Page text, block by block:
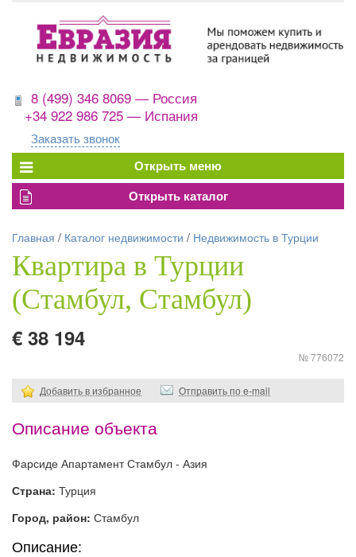
8 (499) 346 8069 — Россия
+34 922 986 725 — Испания
Заказать звонок
Главная / Каталог недвижимости / Недвижимость в Турции
Квартира в Турции
(Стамбул, Стамбул)
€ 38 194
№ 776072
Добавить в избранное Отправить по e-mail
Описание объекта
Фарсиде Апартамент Стамбул - Азия
Страна: Турция
Город, район: Стамбул
Описание: